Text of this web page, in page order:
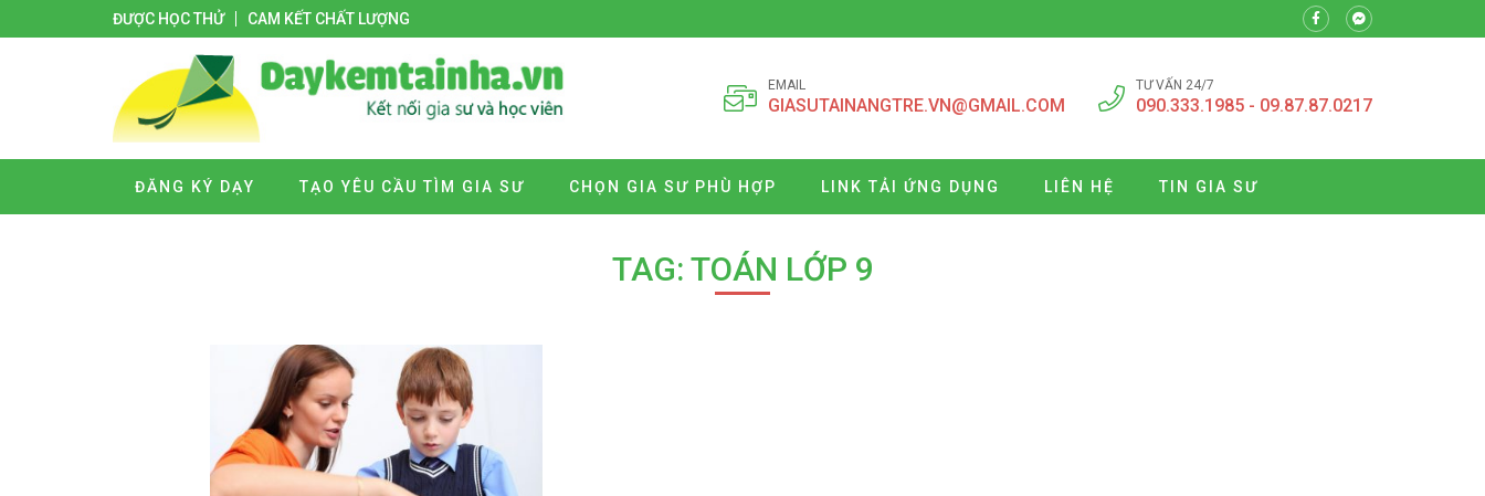
ĐƯỢC HỌC THỬ CAM KẾT CHẤT LƯỢNG
EMAIL
GIASUTAINANGTRE.VN@GMAIL.COM
TƯ VẤN 24/7
090.333.1985 - 09.87.87.0217
ĐĂNG KÝ DẠY TẠO YÊU CẦU TÌM GIA SƯ CHỌN GIA SƯ PHÙ HỢP LINK TẢI ỨNG DỤNG LIÊN HỆ TIN GIA SƯ
TAG: TOÁN LỚP 9